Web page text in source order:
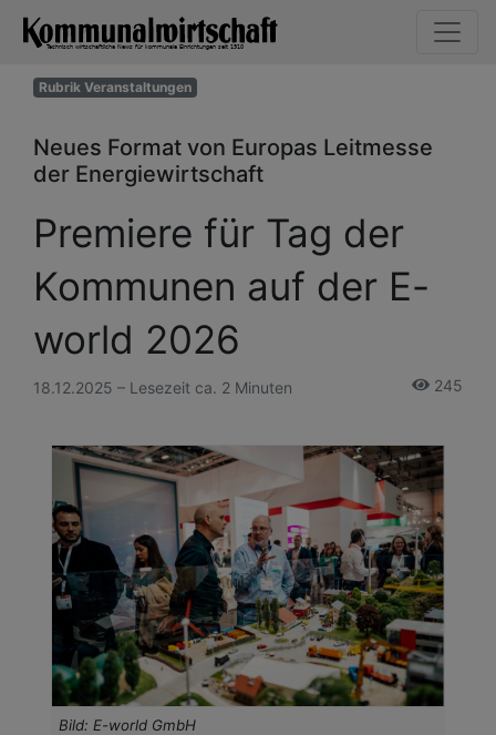
Rubrik Veranstaltungen
Neues Format von Europas Leitmesse
der Energiewirtschaft
Premiere für Tag der
Kommunen auf der E-
world 2026
18.12.2025 – Lesezeit ca. 2 Minuten 245
Bild: E-world GmbH